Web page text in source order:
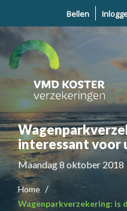
Bellen
interessant voor
Maandag 8 oktober 2018
Home
Wagenparkverzekering: is